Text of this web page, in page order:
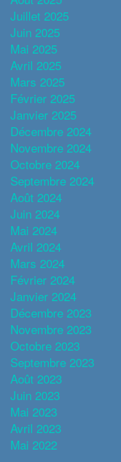
Juillet 2025
Juin 2025
Mai 2025
Avril 2025
Mars 2025
Février 2025
Janvier 2025
Décembre 2024
Novembre 2024
Octobre 2024
Septembre 2024
Août 2024
Juin 2024
Mai 2024
Avril 2024
Mars 2024
Février 2024
Janvier 2024
Décembre 2023
Novembre 2023
Octobre 2023
Septembre 2023
Août 2023
Juin 2023
Mai 2023
Avril 2023
Mai 2022